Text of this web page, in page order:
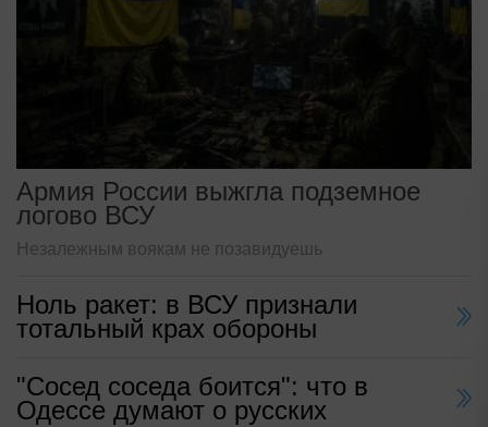
Армия России выжгла подземное
логово ВСУ
Незалежным воякам не позавидуешь
Ноль ракет: в ВСУ признали
тотальный крах обороны
"Сосед соседа боится": что в
Одессе думают о русских